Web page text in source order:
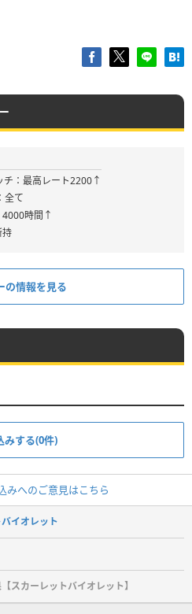
チ：最高レート2200↑
全て
4000時間↑
持
の情報を見る
みする(0件)
みへのご意見はこちら
イオレット
スカーレットバイオレット】